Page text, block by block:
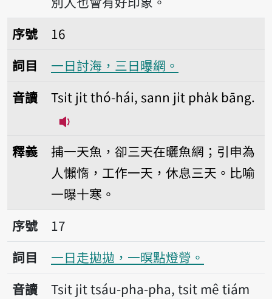
序號16一日討海，三日曝網。
序號
16
詞目
一日討海，三日曝網。
音讀
Tsi̍t ji̍t thó-hái, sann ji̍t pha̍k bāng.
釋義
捕一天魚，卻三天在曬魚網；引申為
人懶惰，工作一天，休息三天。比喻
一曝十寒。
序號17一日走拋拋，一暝點燈膋。
序號
17
詞目
一日走拋拋，一暝點燈膋。
音讀
Tsi̍t ji̍t tsáu-pha-pha, tsi̍t mê tiám